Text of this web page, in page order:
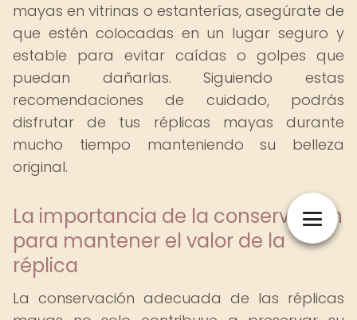
mayas en vitrinas o estanterías, asegúrate de
que estén colocadas en un lugar seguro y
estable para evitar caídas o golpes que
puedan dañarlas. Siguiendo estas
recomendaciones de cuidado, podrás
disfrutar de tus réplicas mayas durante
mucho tiempo manteniendo su belleza
original.
La importancia de la conservación
para mantener el valor de la
réplica
La conservación adecuada de las réplicas